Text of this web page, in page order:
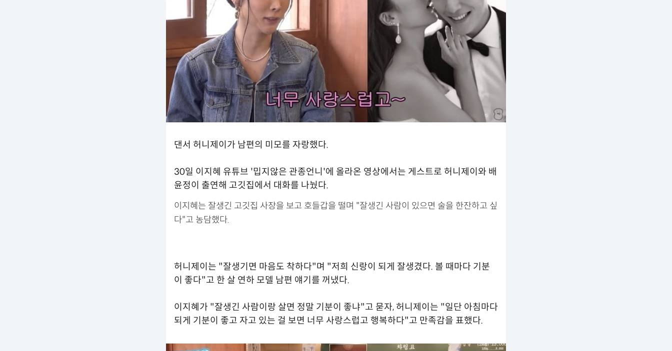
댄서 허니제이가 남편의 미모를 자랑했다.
30일 이지혜 유튜브 '밉지않은 관종언니'에 올라온 영상에서는 게스트로 허니제이와 배
윤정이 출연해 고깃집에서 대화를 나눴다.
이지혜는 잘생긴 고깃집 사장을 보고 호들갑을 떨며 "잘생긴 사람이 있으면 술을 한잔하고 싶
다"고 농담했다.
허니제이는 "잘생기면 마음도 착하다"며 "저희 신랑이 되게 잘생겼다. 볼 때마다 기분
이 좋다"고 한 살 연하 모델 남편 얘기를 꺼냈다.
이지혜가 "잘생긴 사람이랑 살면 정말 기분이 좋냐"고 묻자, 허니제이는 "일단 아침마다
되게 기분이 좋고 자고 있는 걸 보면 너무 사랑스럽고 행복하다"고 만족감을 표했다.